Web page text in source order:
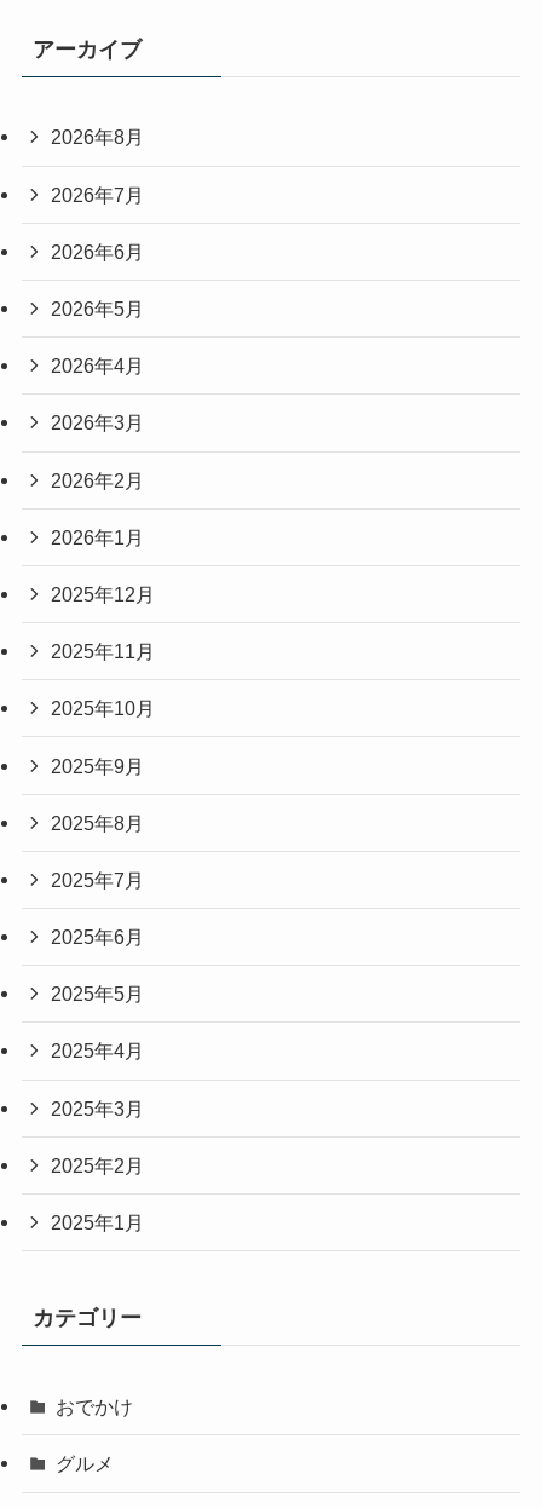
アーカイブ
2026年8月
2026年7月
2026年6月
2026年5月
2026年4月
2026年3月
2026年2月
2026年1月
2025年12月
2025年11月
2025年10月
2025年9月
2025年8月
2025年7月
2025年6月
2025年5月
2025年4月
2025年3月
2025年2月
2025年1月
カテゴリー
おでかけ
グルメ